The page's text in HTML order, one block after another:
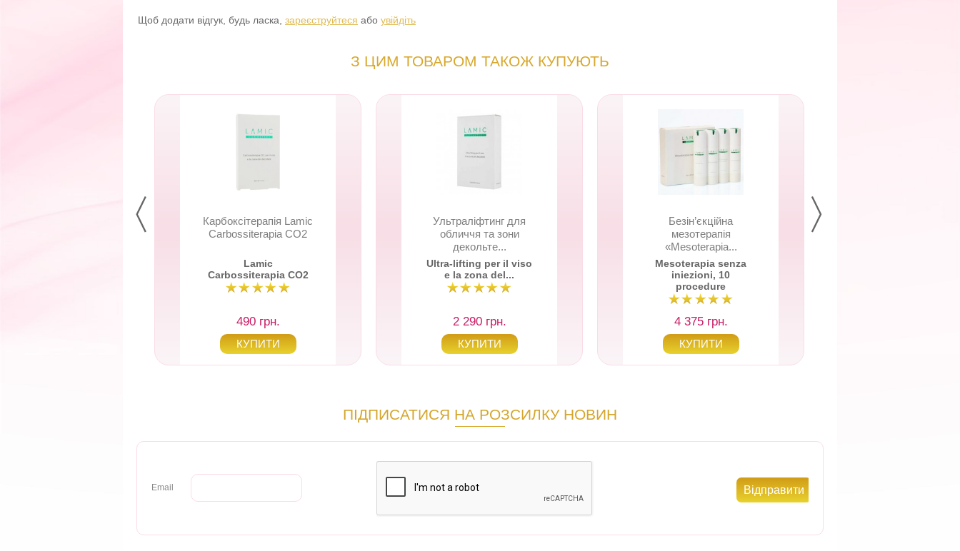
Щоб додати відгук, будь ласка, зареєструйтеся або увійдіть
З ЦИМ ТОВАРОМ ТАКОЖ КУПУЮТЬ
Карбоксітерапія Lamic
Carbossiterapia CO2
Lamic
Carbossiterapia CO2
490 грн.
Ультраліфтинг для
обличчя та зони
декольте...
Ultra-lifting per il viso
e la zona del...
2 290 грн.
Безін’єкційна
мезотерапія
«Mesoterapia...
Mesoterapia senza
iniezioni, 10
procedure
4 375 грн.
ПІДПИСАТИСЯ НА РОЗСИЛКУ НОВИН
Email